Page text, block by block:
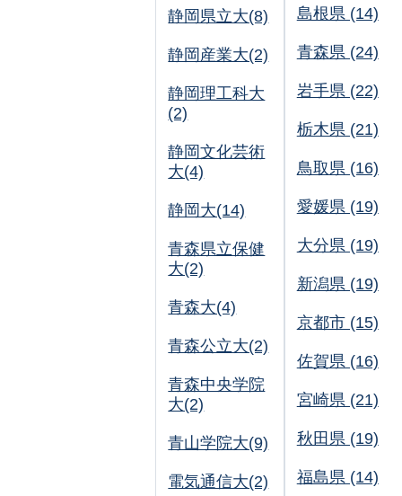
静岡県立大(8)
静岡産業大(2)
静岡理工科大
(2)
静岡文化芸術
大(4)
静岡大(14)
青森県立保健
大(2)
青森大(4)
青森公立大(2)
青森中央学院
大(2)
青山学院大(9)
電気通信大(2)
島根県 (14)
青森県 (24)
岩手県 (22)
栃木県 (21)
鳥取県 (16)
愛媛県 (19)
大分県 (19)
新潟県 (19)
京都市 (15)
佐賀県 (16)
宮崎県 (21)
秋田県 (19)
福島県 (14)